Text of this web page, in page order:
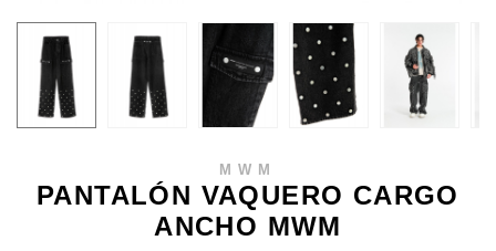
MWM
PANTALÓN VAQUERO CARGO
ANCHO MWM